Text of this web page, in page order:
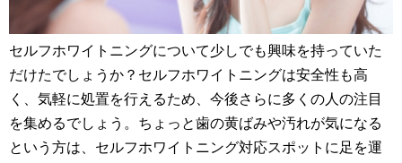
セルフホワイトニングについて少しでも興味を持っていた
だけたでしょうか？セルフホワイトニングは安全性も高
く、気軽に処置を行えるため、今後さらに多くの人の注目
を集めるでしょう。ちょっと歯の黄ばみや汚れが気になる
という方は、セルフホワイトニング対応スポットに足を運